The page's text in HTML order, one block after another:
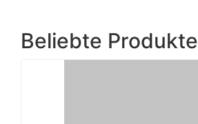
Beliebte Produkte